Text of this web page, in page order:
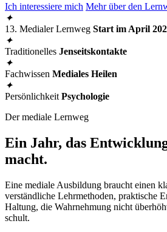
Ich interessiere mich Mehr über den
✦
13. Medialer Lernweg Start im April
✦
Traditionelles Jenseitskontakte
✦
Fachwissen Mediales Heilen
✦
Persönlichkeit Psychologie
Der mediale Lernweg
Ein Jahr, das
macht.
Eine mediale Ausbildung braucht einen
verständliche Lehrmethoden, praktische
Haltung, die Wahrnehmung nicht
schult.